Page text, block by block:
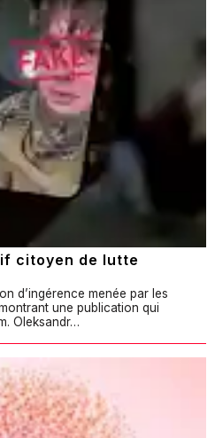
citoyen de lutte
d’ingérence menée par les
une publication qui
Oleksandr…